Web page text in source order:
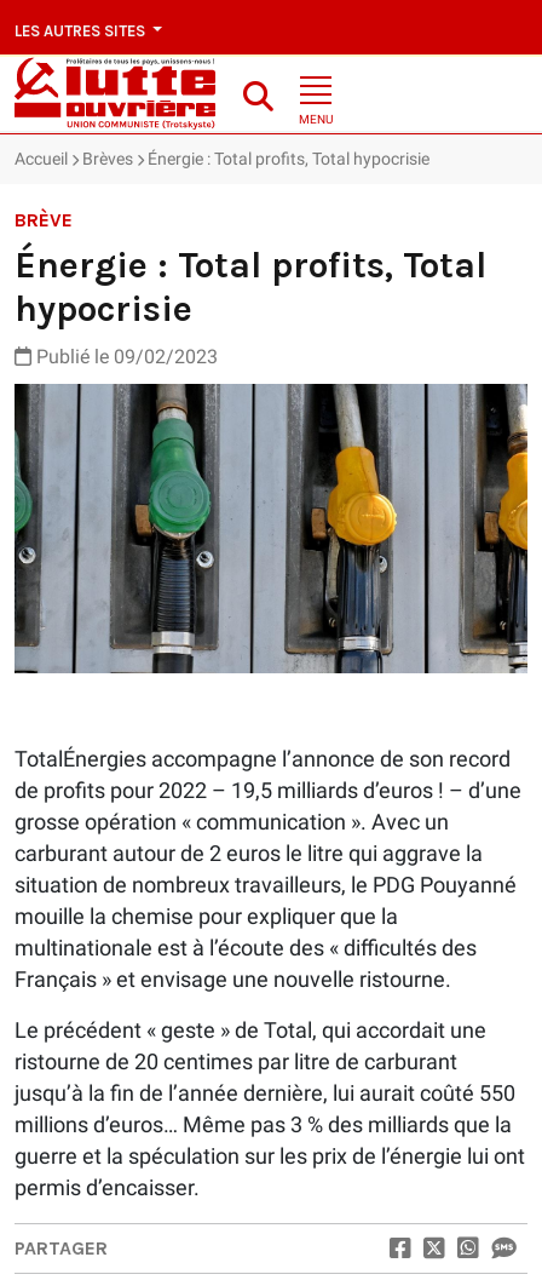
LES AUTRES SITES
MENU
Accueil Brèves Énergie : Total profits, Total hypocrisie
BRÈVE
Énergie : Total profits, Total
hypocrisie
Publié le 09/02/2023
TotalÉnergies accompagne l’annonce de son record
de profits pour 2022 – 19,5 milliards d’euros ! – d’une
grosse opération « communication ». Avec un
carburant autour de 2 euros le litre qui aggrave la
situation de nombreux travailleurs, le PDG Pouyanné
mouille la chemise pour expliquer que la
multinationale est à l’écoute des « difficultés des
Français » et envisage une nouvelle ristourne.
Le précédent « geste » de Total, qui accordait une
ristourne de 20 centimes par litre de carburant
jusqu’à la fin de l’année dernière, lui aurait coûté 550
millions d’euros… Même pas 3 % des milliards que la
guerre et la spéculation sur les prix de l’énergie lui ont
permis d’encaisser.
PARTAGER